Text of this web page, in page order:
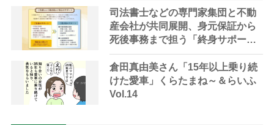
司法書士などの専門家集団と不動
産会社が共同展開、身元保証から
死後事務まで担う「終身サポー
ト」の提供を開始
倉田真由美さん「15年以上乗り続
けた愛車」くらたまね～＆らいふ
Vol.14